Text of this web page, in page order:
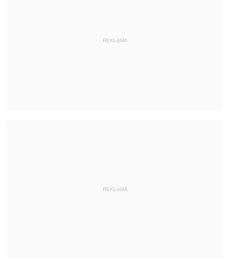
REKLAMA
REKLAMA